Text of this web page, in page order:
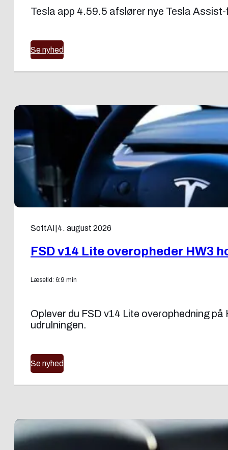
Tesla app 4.59.5 afslører nye Tesla
Se nyhed
SoftAI 4. august 2026
FSD v14 Lite overopheder HW3
Læsetid: 6:9 min
Oplever du FSD v14 Lite overophedning
udrulningen.
Se nyhed